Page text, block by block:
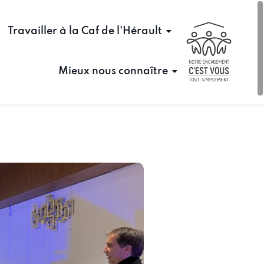
Travailler à la Caf de l'Hérault
Mieux nous connaître